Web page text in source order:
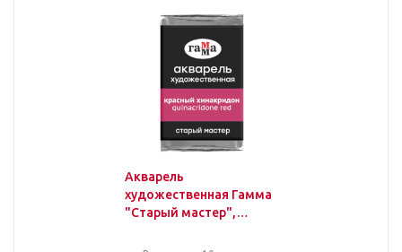
Акварель
художественная Гамма
"Старый мастер",
2,6мл, кювета